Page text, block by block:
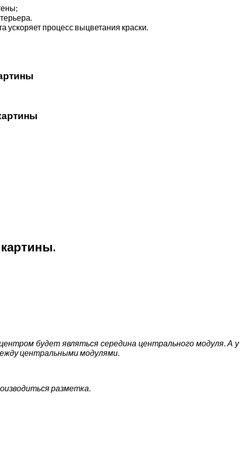
ускоряет процесс выцветания краски.
будет являться середина центрального модуля. А у
центральными модулями.
разметка.